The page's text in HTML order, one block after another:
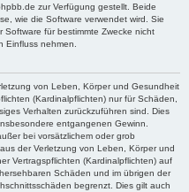
zur Verfügung gestellt. Beide
wie die Software verwendet wird. Sie
für bestimmte Zwecke nicht
Einfluss nehmen.
von Leben, Körper und Gesundheit
(Kardinalpflichten) nur für Schäden,
Verhalten zurückzuführen sind. Dies
entgangenen Gewinn.
bei vorsätzlichem oder grob
der Verletzung von Leben, Körper und
Vertragspflichten (Kardinalpflichten) auf
Schäden und im übrigen der
begrenzt. Dies gilt auch